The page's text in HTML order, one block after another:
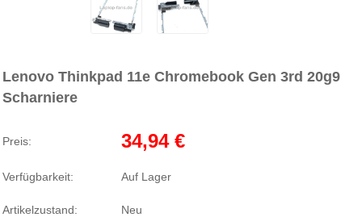
Lenovo Thinkpad 11e Chromebook Gen 3rd 20g9
Scharniere
Preis: 34,94 €
Verfügbarkeit: Auf Lager
Artikelzustand: Neu